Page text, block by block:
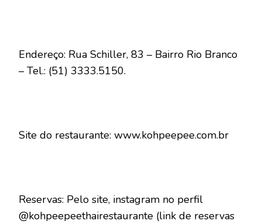
Endereço: Rua Schiller, 83 – Bairro Rio Branco
– Tel.: (51) 3333.5150.
Site do restaurante: www.kohpeepee.com.br
Reservas: Pelo site, instagram no perfil
@kohpeepeethairestaurante (link de reservas